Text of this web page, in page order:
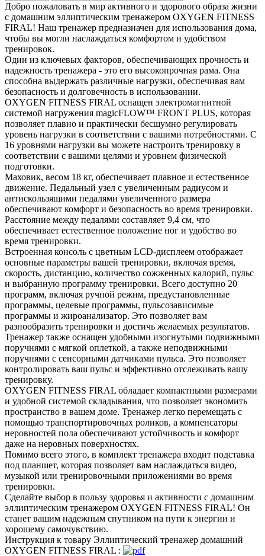
Добро пожаловать в мир активного и здорового образа жизни
с домашним эллиптическим тренажером OXYGEN FITNESS
FIRAL! Наш тренажер предназначен для использования дома,
чтобы вы могли наслаждаться комфортом и удобством
тренировок.
Один из ключевых факторов, обеспечивающих прочность и
надежность тренажера - это его высокопрочная рама. Она
способна выдержать различные нагрузки, обеспечивая вам
безопасность и долговечность в использовании.
OXYGEN FITNESS FIRAL оснащен электромагнитной
системой нагружения magicFLOW™ FRONT PLUS, которая
позволяет плавно и практически бесшумно регулировать
уровень нагрузки в соответствии с вашими потребностями. С
16 уровнями нагрузки вы можете настроить тренировку в
соответствии с вашими целями и уровнем физической
подготовки.
Маховик, весом 18 кг, обеспечивает плавное и естественное
движение. Педальный узел с увеличенным радиусом и
антискользящими педалями увеличенного размера
обеспечивают комфорт и безопасность во время тренировки.
Расстояние между педалями составляет 9,4 см, что
обеспечивает естественное положение ног и удобство во
время тренировки.
Встроенная консоль с цветным LCD-дисплеем отображает
основные параметры вашей тренировки, включая время,
скорость, дистанцию, количество сожженных калорий, пульс
и выбранную программу тренировки. Всего доступно 20
программ, включая ручной режим, предустановленные
программы, целевые программы, пульсозависимые
программы и жироанализатор. Это позволяет вам
разнообразить тренировки и достичь желаемых результатов.
Тренажер также оснащен удобными изогнутыми подвижными
поручнями с мягкой оплеткой, а также неподвижными
поручнями с сенсорными датчиками пульса. Это позволяет
контролировать ваш пульс и эффективно отслеживать вашу
тренировку.
OXYGEN FITNESS FIRAL обладает компактными размерами
и удобной системой складывания, что позволяет экономить
пространство в вашем доме. Тренажер легко перемещать с
помощью транспортировочных роликов, а компенсаторы
неровностей пола обеспечивают устойчивость и комфорт
даже на неровных поверхностях.
Помимо всего этого, в комплект тренажера входит подставка
под планшет, которая позволяет вам наслаждаться видео,
музыкой или тренировочными приложениями во время
тренировки.
Сделайте выбор в пользу здоровья и активности с домашним
эллиптическим тренажером OXYGEN FITNESS FIRAL! Он
станет вашим надежным спутником на пути к энергии и
хорошему самочувствию.
Инструкция к товару Эллиптический тренажер домашний
OXYGEN FITNESS FIRAL :